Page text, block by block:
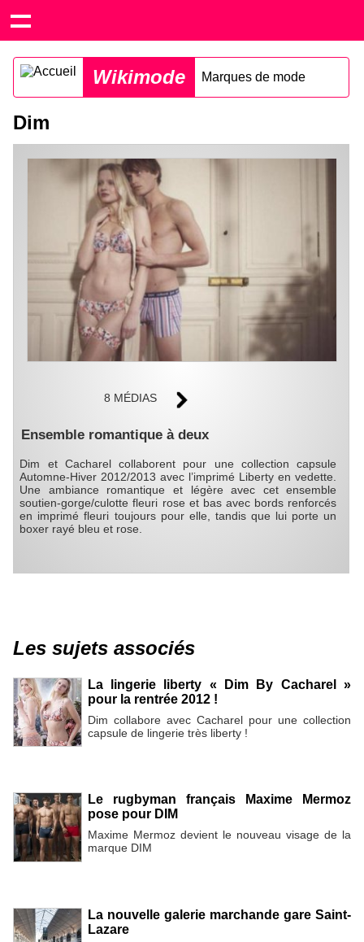
Wikimode Marques de mode
Dim
8 MÉDIAS
Ensemble romantique à deux
Dim et Cacharel collaborent pour une collection capsule
Automne-Hiver 2012/2013 avec l’imprimé Liberty en vedette.
Une ambiance romantique et légère avec cet ensemble
soutien-gorge/culotte fleuri rose et bas avec bords renforcés
en imprimé fleuri toujours pour elle, tandis que lui porte un
boxer rayé bleu et rose.
Les sujets associés
La lingerie liberty « Dim By Cacharel »
pour la rentrée 2012 !
Dim collabore avec Cacharel pour une collection
capsule de lingerie très liberty !
Le rugbyman français Maxime Mermoz
pose pour DIM
Maxime Mermoz devient le nouveau visage de la
marque DIM
La nouvelle galerie marchande gare Saint-
Lazare